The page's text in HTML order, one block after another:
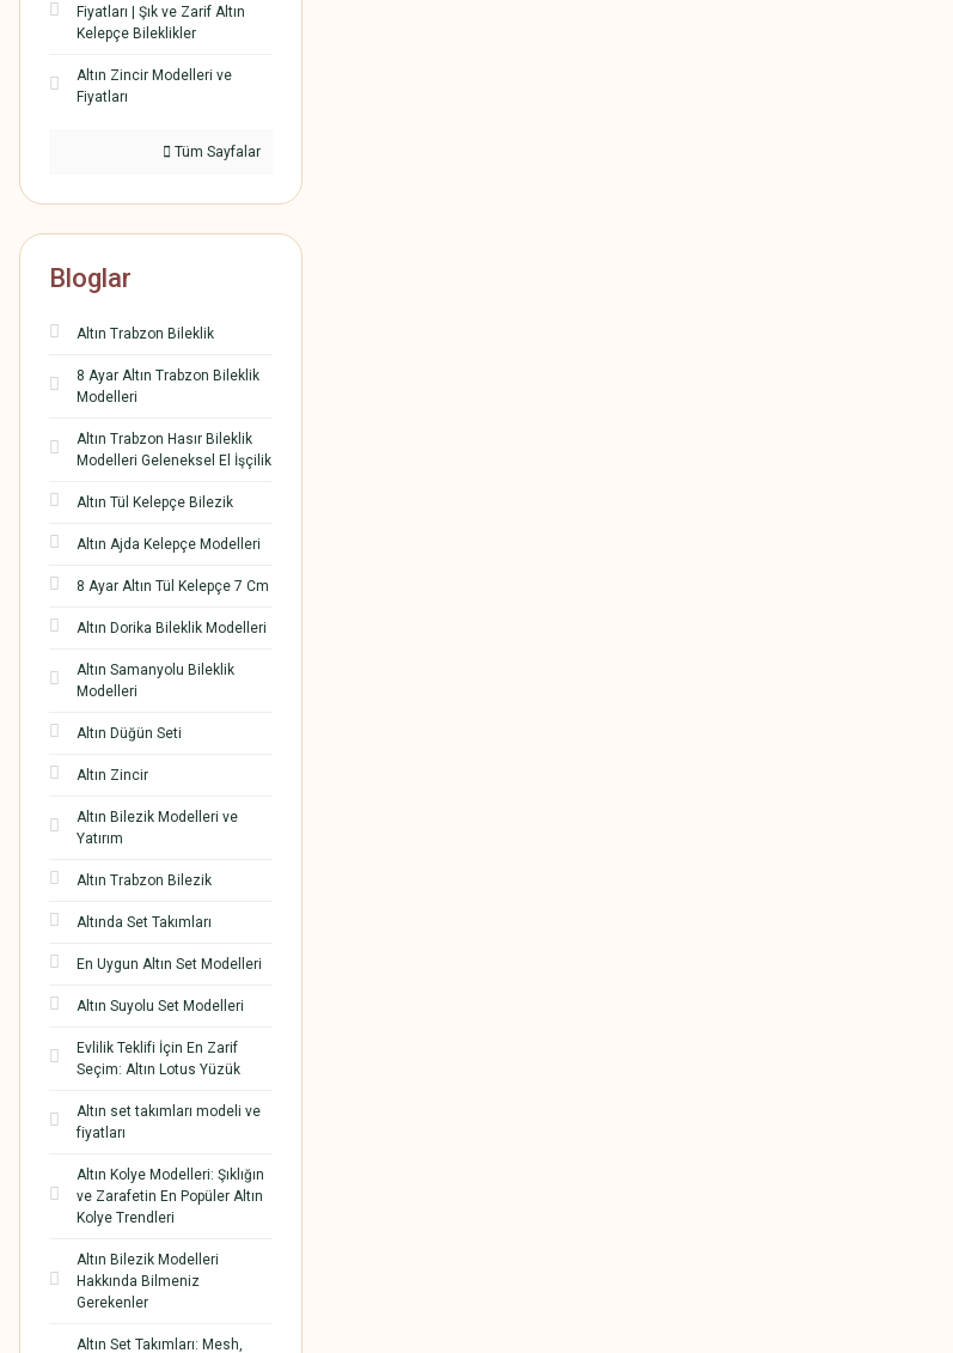
Fiyatları | Şık ve Zarif Altın
Kelepçe Bileklikler
Altın Zincir Modelleri ve
Fiyatları
Tüm Sayfalar
Bloglar
Altın Trabzon Bileklik
8 Ayar Altın Trabzon Bileklik
Modelleri
Altın Trabzon Hasır Bileklik
Modelleri Geleneksel El İşçilik
Altın Tül Kelepçe Bilezik
Altın Ajda Kelepçe Modelleri
8 Ayar Altın Tül Kelepçe 7 Cm
Altın Dorika Bileklik Modelleri
Altın Samanyolu Bileklik
Modelleri
Altın Düğün Seti
Altın Zincir
Altın Bilezik Modelleri ve
Yatırım
Altın Trabzon Bilezik
Altında Set Takımları
En Uygun Altın Set Modelleri
Altın Suyolu Set Modelleri
Evlilik Teklifi İçin En Zarif
Seçim: Altın Lotus Yüzük
Altın set takımları modeli ve
fiyatları
Altın Kolye Modelleri: Şıklığın
ve Zarafetin En Popüler Altın
Kolye Trendleri
Altın Bilezik Modelleri
Hakkında Bilmeniz
Gerekenler
Altın Set Takımları: Mesh,